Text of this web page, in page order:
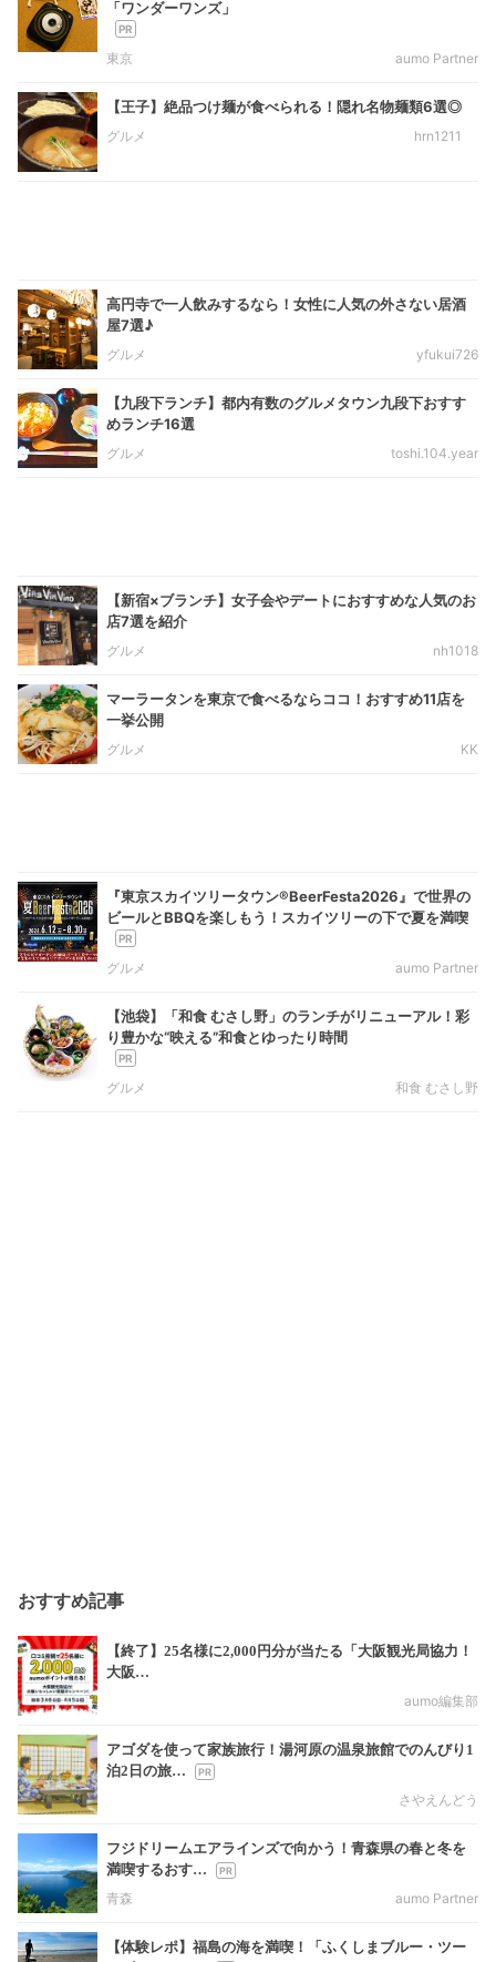
「ワンダーワンズ」
東京 aumo Partner
【王子】絶品つけ麺が食べられる！隠れ名物麺類6選◎
グルメ hrn1211
高円寺で一人飲みするなら！女性に人気の外さない居酒
屋7選♪
グルメ yfukui726
【九段下ランチ】都内有数のグルメタウン九段下おすす
めランチ16選
グルメ toshi.104.year
【新宿×ブランチ】女子会やデートにおすすめな人気のお
店7選を紹介
グルメ nh1018
マーラータンを東京で食べるならココ！おすすめ11店を
一挙公開
グルメ KK
『東京スカイツリータウン®BeerFesta2026』で世界の
ビールとBBQを楽しもう！スカイツリーの下で夏を満喫
グルメ aumo Partner
【池袋】「和食 むさし野」のランチがリニューアル！彩
り豊かな“映える”和食とゆったり時間
グルメ 和食 むさし野
おすすめ記事
【終了】25名様に2,000円分が当たる「大阪観光局協力！
大阪…
aumo編集部
アゴダを使って家族旅行！湯河原の温泉旅館でのんびり1
泊2日の旅…
さやえんどう
フジドリームエアラインズで向かう！青森県の春と冬を
満喫するおす…
青森
aumo Partner
【体験レポ】福島の海を満喫！「ふくしまブルー・ツー